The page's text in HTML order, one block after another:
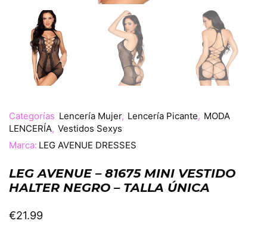
Categorías Lencería Mujer, Lencería Picante, MODA
LENCERÍA, Vestidos Sexys
Marca: LEG AVENUE DRESSES
LEG AVENUE – 81675 MINI VESTIDO
HALTER NEGRO – TALLA ÚNICA
€21.99